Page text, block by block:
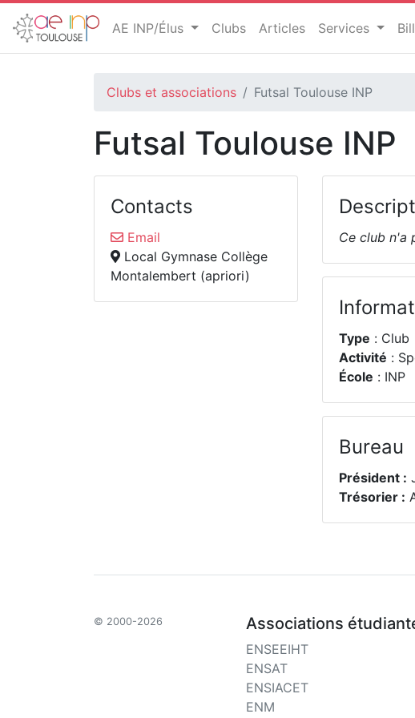
AE INP/Élus Clubs Articles Services
Clubs et associations Futsal Toulouse INP
Futsal Toulouse INP
Contacts
Email
Local Gymnase Collège
Montalembert (apriori)
Ce club n'a
Type : Club
Activité :
École : INP
Bureau
Président :
Trésorier :
© 2000-2026 Associations
ENSEEIHT
ENSAT
ENSIACET
ENM